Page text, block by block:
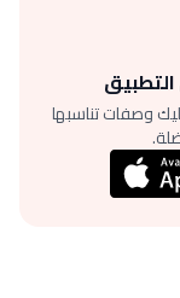
وصفات تناسبها